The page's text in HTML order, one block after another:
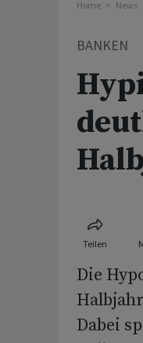
Home News
BANKEN
Teilen
Die
Dabei